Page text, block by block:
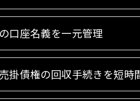
口座名義を一元管理
掛債権の回収手続きを短時